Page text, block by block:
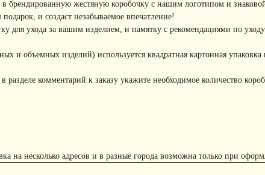
жестяную коробочку с нашим логотипом и
и создаст незабываемое впечатление!
для ухода за вашим изделием, и памятку с рекомендациями по
и объемных изделий) используется квадратная картонная
комментарий к заказу укажите необходимое количество
на несколько адресов и в разные города возможна только при